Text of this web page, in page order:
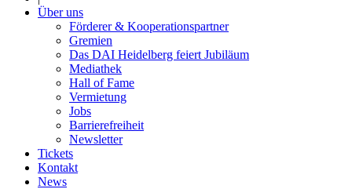
Über uns
Förderer & Kooperationspartner
Gremien
Das DAI Heidelberg feiert Jubiläum
Mediathek
Hall of Fame
Vermietung
Jobs
Barrierefreiheit
Newsletter
Tickets
Kontakt
News